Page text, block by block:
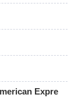
Expre